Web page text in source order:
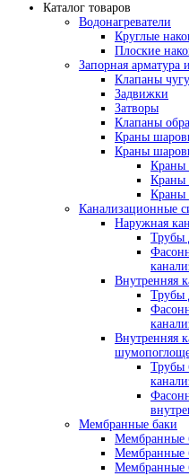
Каталог товаров
Водонагреватели
Круглые
Плоские
Запорная арматура
Клапаны
Задвижки
Затворы
Клапаны
Краны
Краны
Краны
Краны
Краны
Канализационные
Наружная
Трубы
Внутренняя
Трубы
Внутренняя
Трубы
Мембранные баки
Мембранные
Мембранные
Мембранные